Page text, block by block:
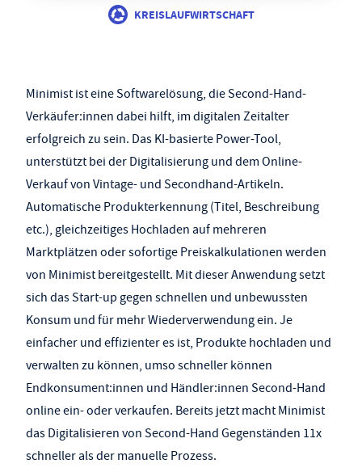
KREISLAUFWIRTSCHAFT
Minimist ist eine Softwarelösung, die Second-Hand-
Verkäufer:innen dabei hilft, im digitalen Zeitalter
erfolgreich zu sein. Das KI-basierte Power-Tool,
unterstützt bei der Digitalisierung und dem Online-
Verkauf von Vintage- und Secondhand-Artikeln.
Automatische Produkterkennung (Titel, Beschreibung
etc.), gleichzeitiges Hochladen auf mehreren
Marktplätzen oder sofortige Preiskalkulationen werden
von Minimist bereitgestellt. Mit dieser Anwendung setzt
sich das Start-up gegen schnellen und unbewussten
Konsum und für mehr Wiederverwendung ein. Je
einfacher und effizienter es ist, Produkte hochladen und
verwalten zu können, umso schneller können
Endkonsument:innen und Händler:innen Second-Hand
online ein- oder verkaufen. Bereits jetzt macht Minimist
das Digitalisieren von Second-Hand Gegenständen 11x
schneller als der manuelle Prozess.